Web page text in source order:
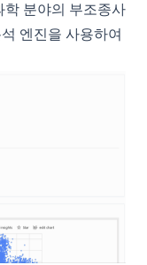
학 분야의 부조종사
엔진을 사용하여